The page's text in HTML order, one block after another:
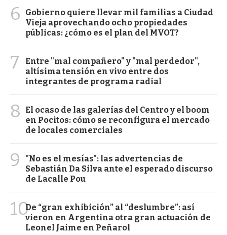
6
Gobierno quiere llevar mil familias a Ciudad
Vieja aprovechando ocho propiedades
públicas: ¿cómo es el plan del MVOT?
7
Entre "mal compañero" y "mal perdedor",
altísima tensión en vivo entre dos
integrantes de programa radial
8
El ocaso de las galerías del Centro y el boom
en Pocitos: cómo se reconfigura el mercado
de locales comerciales
9
"No es el mesías": las advertencias de
Sebastián Da Silva ante el esperado discurso
de Lacalle Pou
10De “gran exhibición” al “deslumbre”: así
vieron en Argentina otra gran actuación de
Leonel Jaime en Peñarol